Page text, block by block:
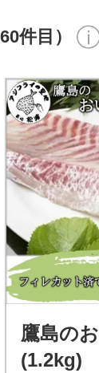
件目）
鷹島の
(1.2kg)